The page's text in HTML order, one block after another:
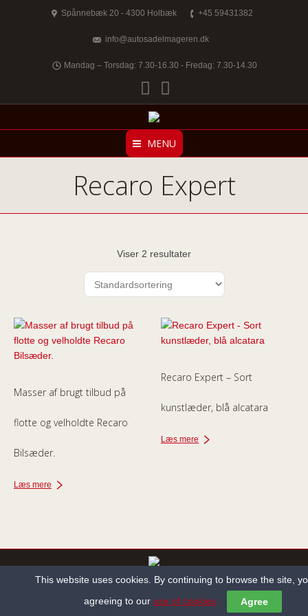
Spånnebæk 20 - 4300 Holbæk +45 59431382
info@autosadelmageren.dk
Mandag – Torsdag: 7.30-16.30 - Fredag: 7.30-14.30
Facebook
MENU
Recaro Expert
Viser 2 resultater
Masser af brugt tilbud på
flotte og velholdte Recaro
Bilsæder.
Læs mere
Recaro Expert – Sort
kunstlæder, blå alcatara
Læs mere
Copyright ©2013-2022 Holbæk Autosadelmager All Rights Reserved.
This website uses cookies. By continuing to browse the site,
agreeing to our use of cookies Agree